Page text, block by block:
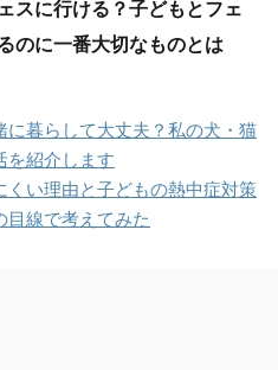
スに行ける？子どもとフェ
のに一番大切なものとは
に暮らして大丈夫？私の犬・猫
を紹介します
くい理由と子どもの熱中症対策
目線で考えてみた